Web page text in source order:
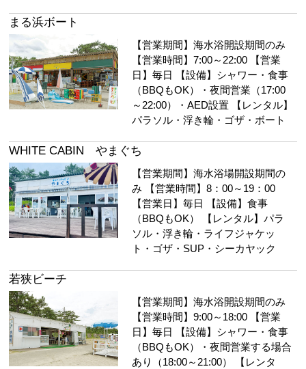
まる浜ボート
【営業期間】海水浴開設期間のみ
【営業時間】7:00～22:00 【営業
日】毎日 【設備】シャワー・食事
（BBQもOK）・夜間営業（17:00
～22:00）・AED設置 【レンタル】
パラソル・浮き輪・ゴザ・ボート
WHITE CABIN やまぐち
【営業期間】海水浴場開設期間の
み 【営業時間】8：00～19：00
【営業日】毎日 【設備】食事
（BBQもOK） 【レンタル】パラ
ソル・浮き輪・ライフジャケッ
ト・ゴザ・SUP・シーカヤック
若狭ビーチ
【営業期間】海水浴開設期間のみ
【営業時間】9:00～18:00 【営業
日】毎日 【設備】シャワー・食事
（BBQもOK）・夜間営業する場合
あり（18:00～21:00） 【レンタ